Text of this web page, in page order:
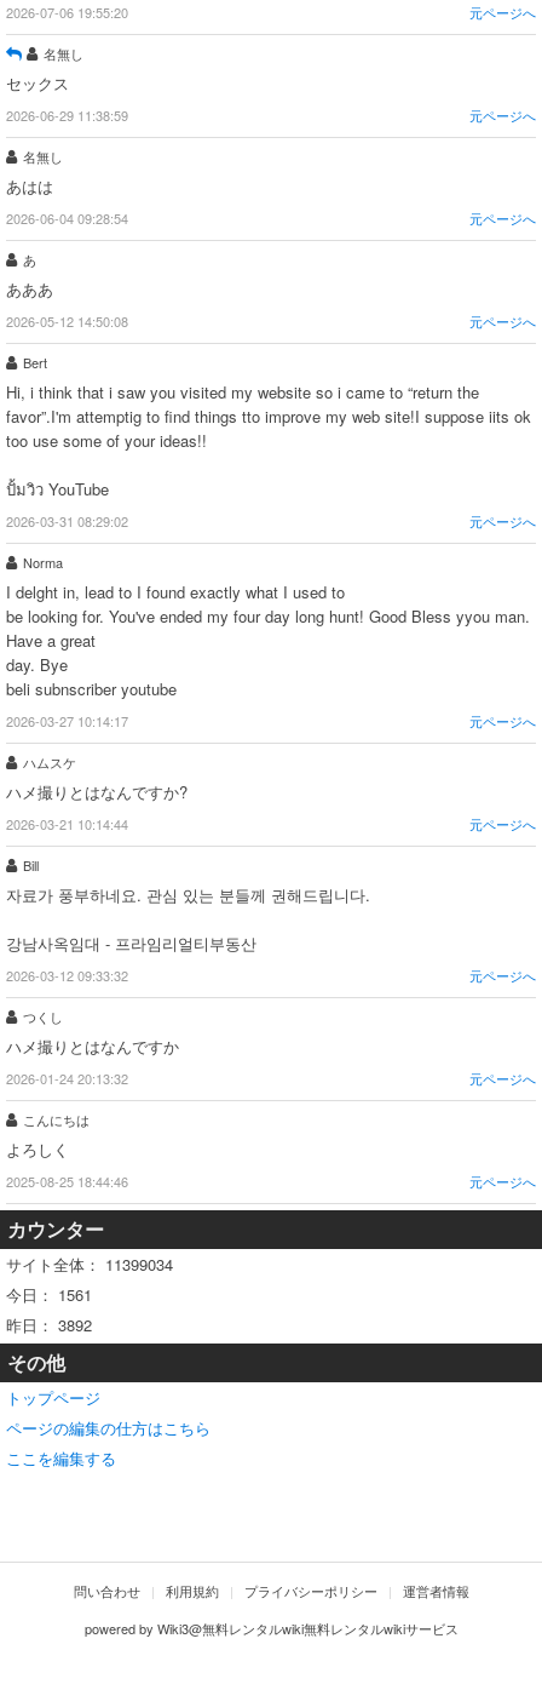
2026-07-06 19:55:20 元ページへ
名無し
セックス
2026-06-29 11:38:59 元ページへ
名無し
あはは
2026-06-04 09:28:54 元ページへ
あ
あああ
2026-05-12 14:50:08 元ページへ
Bert
Hi, i think that i saw you visited my website so i came to “return the
favor”.I'm attemptig to find things tto improve my web site!I suppose iits ok
too use some of your ideas!!
ปั้มวิว YouTube
2026-03-31 08:29:02 元ページへ
Norma
I delght in, lead to I found exactly what I used to
be looking for. You've ended my four day long hunt! Good Bless yyou man.
Have a great
day. Bye
beli subnscriber youtube
2026-03-27 10:14:17 元ページへ
ハムスケ
ハメ撮りとはなんですか?
2026-03-21 10:14:44 元ページへ
Bill
자료가 풍부하네요. 관심 있는 분들께 권해드립니다.
강남사옥임대 - 프라임리얼티부동산
2026-03-12 09:33:32 元ページへ
つくし
ハメ撮りとはなんですか
2026-01-24 20:13:32 元ページへ
こんにちは
よろしく
2025-08-25 18:44:46 元ページへ
カウンター
サイト全体： 11399034
今日： 1561
昨日： 3892
その他
トップページ
ページの編集の仕方はこちら
ここを編集する
問い合わせ 利用規約 プライバシーポリシー
運営者情報
powered by Wiki3@無料レンタルwiki無料レンタルwikiサービス